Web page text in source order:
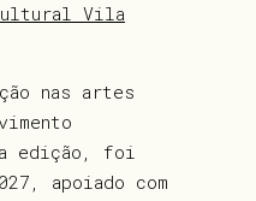
Vila
nas artes
edição, foi
apoiado com